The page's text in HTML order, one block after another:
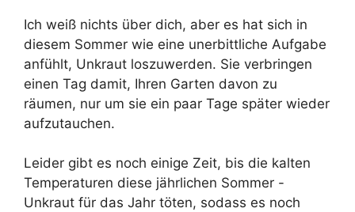
Ich weiß nichts über dich, aber es hat sich in
diesem Sommer wie eine unerbittliche Aufgabe
anfühlt, Unkraut loszuwerden. Sie verbringen
einen Tag damit, Ihren Garten davon zu
räumen, nur um sie ein paar Tage später wieder
aufzutauchen.
Leider gibt es noch einige Zeit, bis die kalten
Temperaturen diese jährlichen Sommer -
Unkraut für das Jahr töten, sodass es noch